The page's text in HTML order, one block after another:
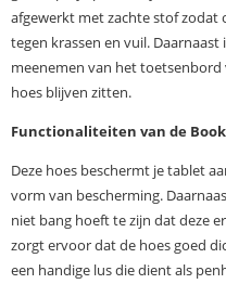
afgewerkt met zachte stof
tegen krassen en vuil.
meenemen van het toetsenbord
hoes blijven zitten.
Functionaliteiten van de
Deze hoes beschermt je tablet
vorm van bescherming.
niet bang hoeft te zijn dat deze
zorgt ervoor dat de hoes goed
een handige lus die dient als